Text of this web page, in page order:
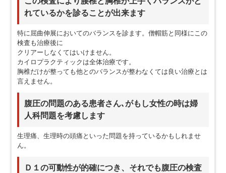
れているかを診ることが出来ます
特に屈曲伸展においてのバランスを診ます。僧帽筋と同様にこの
検査も治療後に
クリアーしなくてはいけません。
カイロプラクティックは全体治療です。
胸椎だけが整っても他とのバランスが整わなくては良い治療とは
言えません。
腹圧の問題のある患者さん､がもし女性の時は婦
人科問題を考慮します
生理痛、生理時の頭痛といった問題を持っているかもしれませ
ん。
Ｄ１の可動性が的確につき、それでも腹圧の検査